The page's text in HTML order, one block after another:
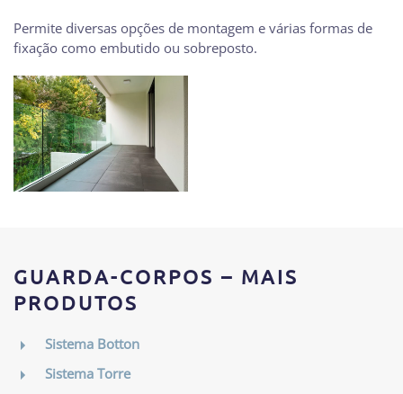
Permite diversas opções de montagem e várias formas de
fixação como embutido ou sobreposto.
GUARDA-CORPOS – MAIS
PRODUTOS
Sistema Botton
Sistema Torre